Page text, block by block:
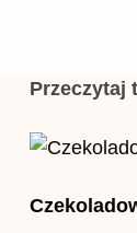
Przeczytaj